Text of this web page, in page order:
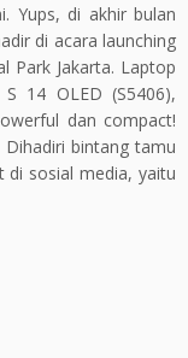
Yups, di akhir bulan
di acara launching
Park Jakarta. Laptop
14 OLED (S5406),
dan compact!
bintang tamu
di sosial media, yaitu